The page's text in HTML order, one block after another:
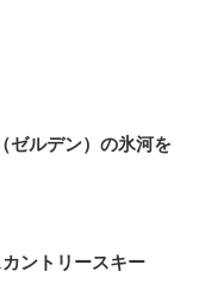
ゼルデン）の氷河を
ントリースキー